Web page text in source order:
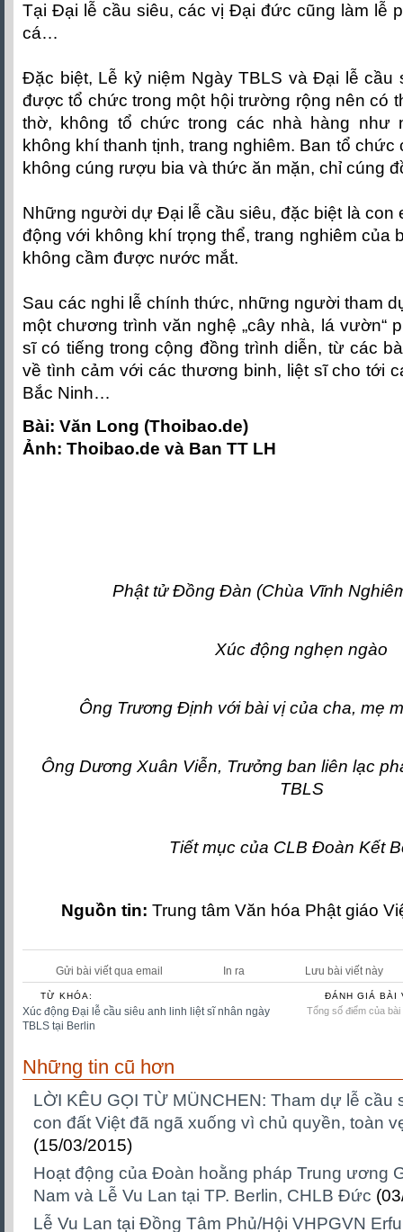
Tại Đại lễ cầu siêu, các vị Đại đức cũng làm lễ
cá…
Đặc biệt, Lễ kỷ niệm Ngày TBLS và Đại lễ cầu
được tổ chức trong một hội trường rộng nên có
thờ, không tổ chức trong các nhà hàng như
không khí thanh tịnh, trang nghiêm. Ban tổ
không cúng rượu bia và thức ăn mặn, chỉ cúng
Những người dự Đại lễ cầu siêu, đặc biệt là con
động với không khí trọng thể, trang nghiêm của
không cầm được nước mắt.
Sau các nghi lễ chính thức, những người tham
một chương trình văn nghệ „cây nhà, lá vườn“
sĩ có tiếng trong cộng đồng trình diễn, từ các
về tình cảm với các thương binh, liệt sĩ cho tới
Bắc Ninh…
Bài: Văn Long (Thoibao.de)
Ảnh: Thoibao.de và Ban TT LH
Phật tử Đồng Đàn (Chùa Vĩnh
Xúc động nghẹn ngào
Ông Trương Định với bài vị của cha, mẹ
Ông Dương Xuân Viễn, Trưởng ban liên lạc
TBLS
Tiết mục của CLB Đoàn Kết
Nguồn tin: Trung tâm Văn hóa Phật giáo
Gửi bài viết qua email In ra Lưu bài viết này
TỪ KHÓA:
Xúc động Đại lễ cầu siêu anh linh liệt sĩ nhân ngày
TBLS tại Berlin
ĐÁNH GIÁ BÀI
Tổng số điểm của
Những tin cũ hơn
LỜI KÊU GỌI TỪ MÜNCHEN: Tham dự lễ
con đất Việt đã ngã xuống vì chủ quyền, toàn
(15/03/2015)
Hoạt động của Đoàn hoằng pháp Trung ương
Nam và Lễ Vu Lan tại TP. Berlin, CHLB Đức
Lễ Vu Lan tại Đồng Tâm Phủ/Hội VHPGVN